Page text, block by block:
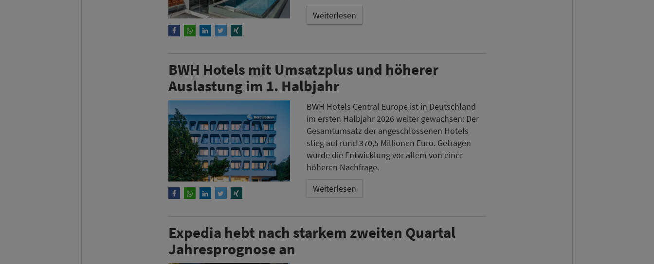
Weiterlesen
BWH Hotels mit Umsatzplus und höherer
Auslastung im 1. Halbjahr
BWH Hotels Central Europe ist in Deutschland
im ersten Halbjahr 2026 weiter gewachsen: Der
Gesamtumsatz der angeschlossenen Hotels
stieg auf rund 370,5 Millionen Euro. Getragen
wurde die Entwicklung vor allem von einer
höheren Nachfrage.
Weiterlesen
Expedia hebt nach starkem zweiten Quartal
Jahresprognose an